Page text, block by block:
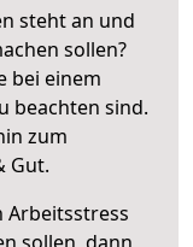
steht an und
sollen?
bei einem
beachten sind.
zum
Gut.
Arbeitsstress